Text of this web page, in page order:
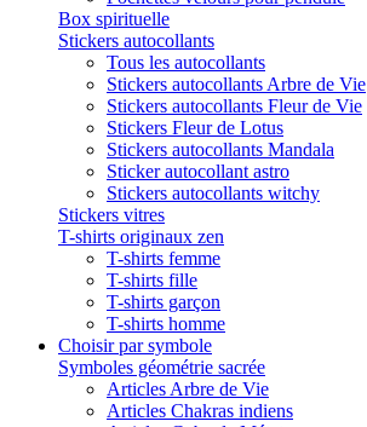
Box spirituelle
Stickers autocollants
Tous les autocollants
Stickers autocollants Arbre de Vie
Stickers autocollants Fleur de Vie
Stickers Fleur de Lotus
Stickers autocollants Mandala
Sticker autocollant astro
Stickers autocollants witchy
Stickers vitres
T-shirts originaux zen
T-shirts femme
T-shirts fille
T-shirts garçon
T-shirts homme
Choisir par symbole
Symboles géométrie sacrée
Articles Arbre de Vie
Articles Chakras indiens